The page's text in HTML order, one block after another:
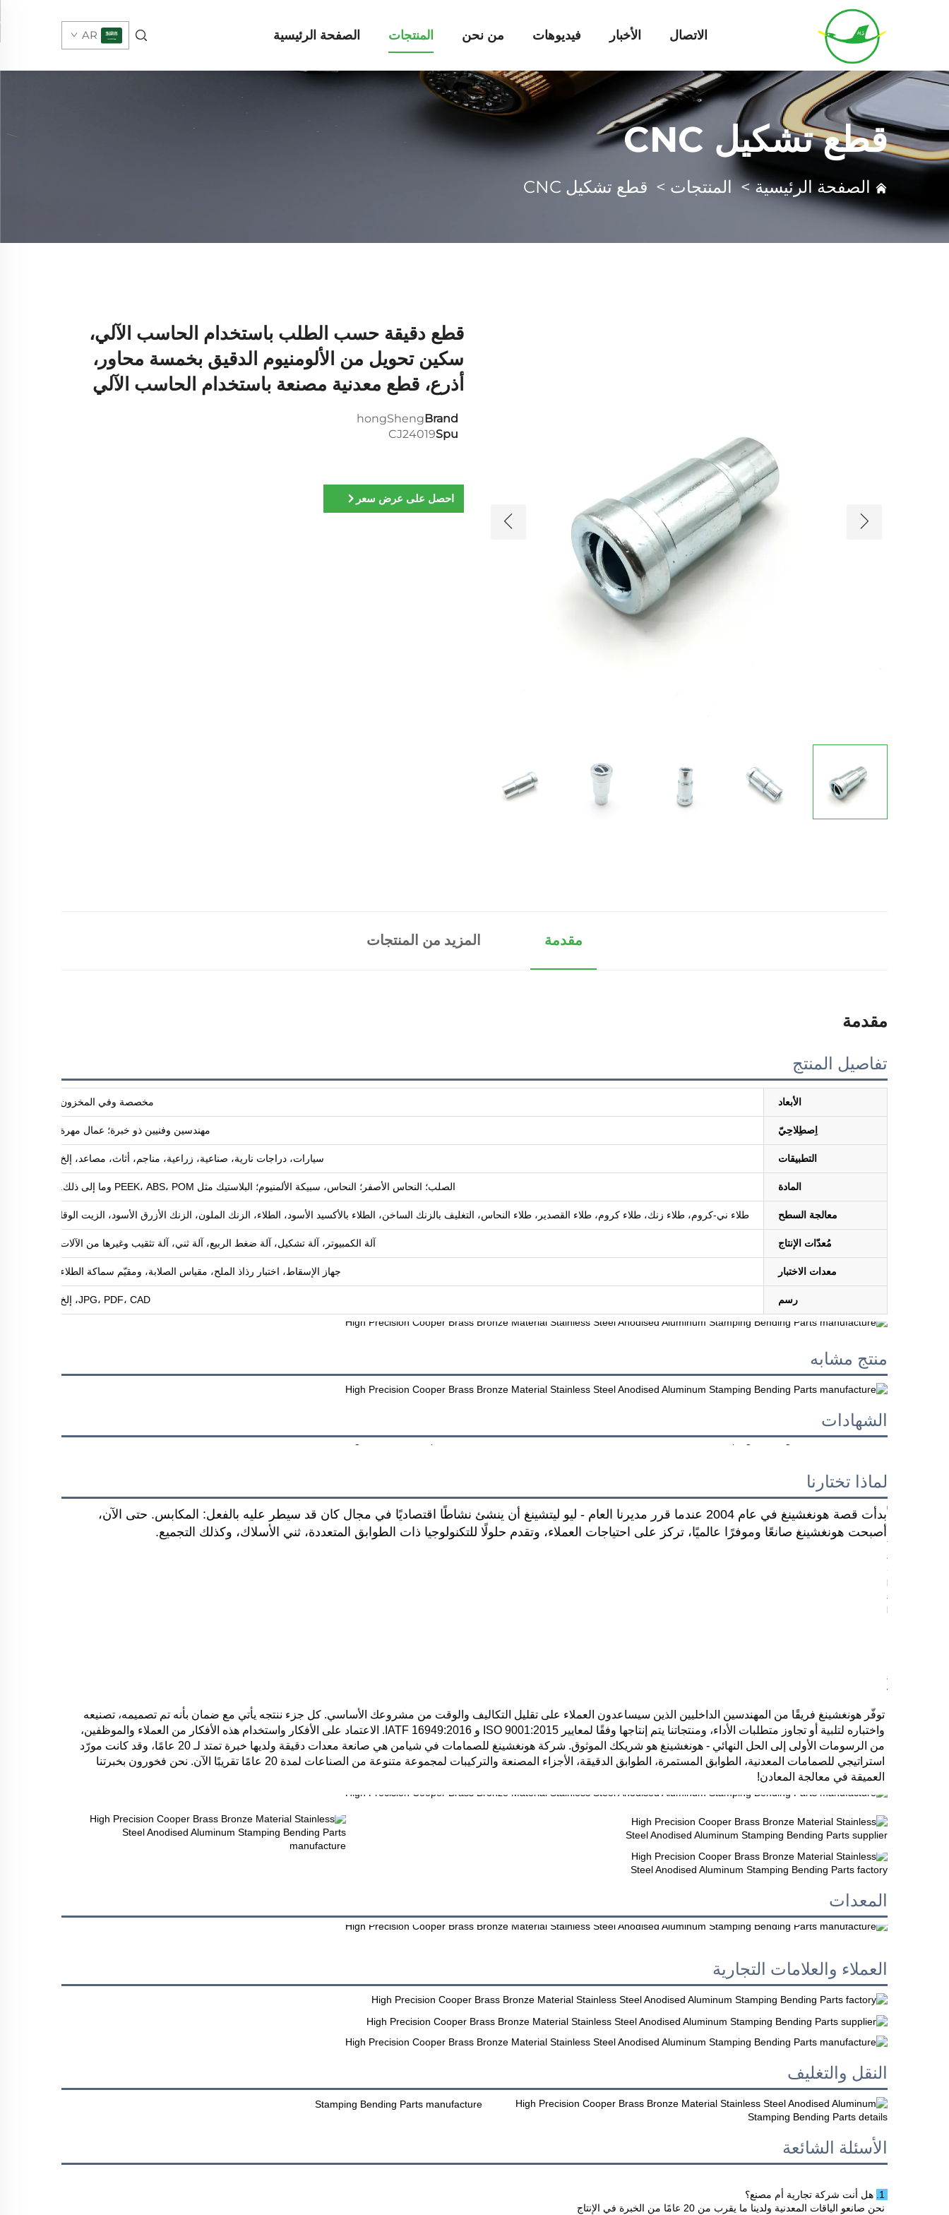
الصفحة الرئيسية المنتجات من نحن فيديوهات الأخبار الاتصال AR
قطع تشكيل CNC
الصفحة الرئيسية>المنتجات > قطع تشكيل CNC
قطع دقيقة حسب الطلب باستخدام الحاسب الآلي،
سكين تحويل من الألومنيوم الدقيق بخمسة محاور،
أذرع، قطع معدنية مصنعة باستخدام الحاسب الآلي
Brand
hongSheng
Spu
CJ24019
احصل على عرض سعر
مقدمة المزيد من المنتجات
مقدمة
تفاصيل المنتج
الأبعاد مخصصة وفي المخزون
اِصطِلاحِيّ مهندسين وفنيين ذو خبرة؛ عمال مهرة
التطبيقات سيارات، دراجات نارية، صناعية، زراعية، مناجم، أثاث، مصاعد، إلخ
المادة الصلب؛ النحاس الأصفر؛ النحاس، سبيكة الألمنيوم؛ البلاستيك مثل PEEK، ABS، POM وما إلى ذلك.
معالجة السطح طلاء ني-كروم، طلاء زنك، طلاء كروم، طلاء القصدير، طلاء النحاس، التغليف بالزنك الساخن، الطلاء بالأكسيد الأسود، الطلاء، الزنك الملون، الزنك الأزرق الأسود، الزيت الوقائي ضد الصدأ،
مُعدّات الإنتاج آلة الكمبيوتر، آلة تشكيل، آلة ضغط الربيع، آلة ثني، آلة تثقيب وغيرها من الآلات
معدات الاختبار جهاز الإسقاط، اختبار رذاذ الملح، مقياس الصلابة، ومقيّم سماكة الطلاء
رسم JPG، PDF، CAD، إلخ
منتج مشابه
الشهادات
لماذا تختارنا
بدأت قصة هونغشينغ في عام 2004 عندما قرر مديرنا العام - ليو ليتشينغ أن ينشئ نشاطًا اقتصاديًا في مجال كان قد سيطر عليه بالفعل: المكابس. حتى الآن،
أصبحت هونغشينغ صانعًا وموفرًا عالميًا، تركز على احتياجات العملاء، وتقدم حلولًا للتكنولوجيا ذات الطوابق المتعددة، ثني الأسلاك، وكذلك التجميع.
العميقة في معالجة المعادن!
المعدات
العملاء والعلامات التجارية
النقل والتغليف
الأسئلة الشائعة
1. هل أنت شركة تجارية أم مصنع؟
نحن صانعو الياقات المعدنية ولدينا ما يقرب من 20 عامًا من الخبرة في الإنتاج